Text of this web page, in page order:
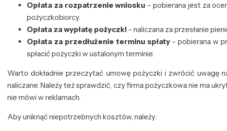
Opłata za rozpatrzenie wniosku – pobierana jest za
pożyczkobiorcy.
Opłata za wypłatę pożyczki – naliczana za przesłanie
Opłata za przedłużenie terminu spłaty – pobierana w
spłacić pożyczki w ustalonym terminie.
Warto dokładnie przeczytać umowę pożyczki i zwrócić uwagę
naliczane. Należy też sprawdzić, czy firma pożyczkowa nie ma
nie mówi w reklamach.
Aby uniknąć niepotrzebnych kosztów, należy: